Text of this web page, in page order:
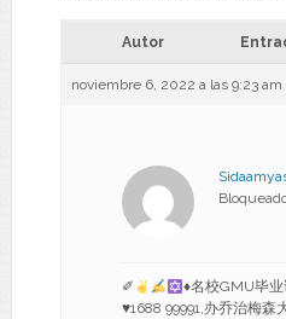
Autor
noviembre 6, 2022 a las 9:23 am
✐ ♦名校GMU毕
♥1688 99991,办乔治梅森